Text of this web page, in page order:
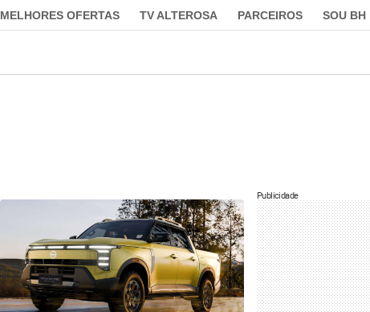
MELHORES OFERTAS TV ALTEROSA PARCEIROS SOU BH
Publicidade